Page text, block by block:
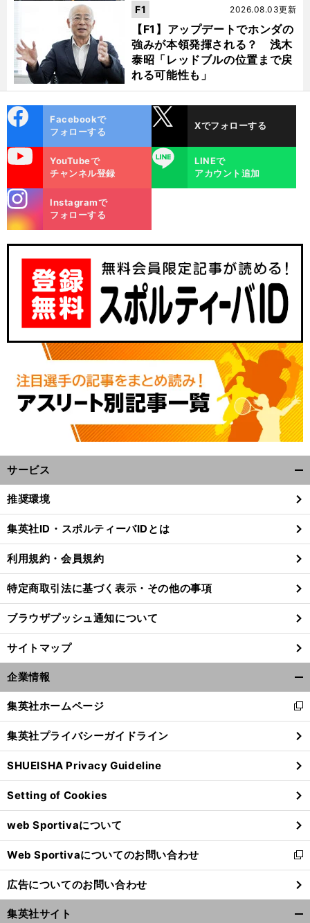
。
へ
【F1】アップデートでホンダの
強みが本領発揮される？ 浅木
泰昭「レッドブルの位置まで戻
れる可能性も」
2026.08.03更新
F1
ok
Facebookで
フォローする
Xでフォローする
YouTubeで
チャンネル登録
LINE
LINEで
アカウント追加
m
Instagramで
フォローする
サービス
閉
る
推奨環境
集英社ID・スポルティーバIDとは
利用規約・会員規約
特定商取引法に基づく表示・その他の事項
ブラウザプッシュ通知について
サイトマップ
企業情報
閉
る
集英社ホームページ
新
し
い
ウ
ィ
ン
ド
ウ
で
開
く
集英社プライバシーガイドライン
SHUEISHA Privacy Guideline
Setting of Cookies
web Sportivaについて
Web Sportivaについてのお問い合わせ
新
し
い
ウ
ィ
広告についてのお問い合わせ
集英社サイト